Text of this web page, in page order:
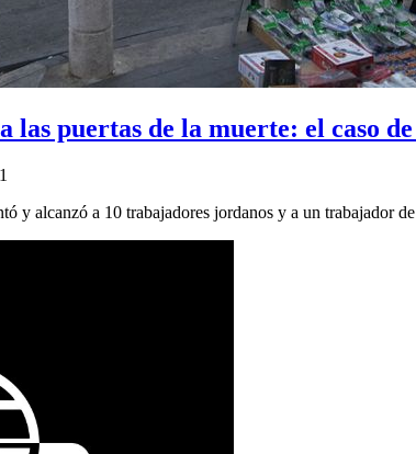
las puertas de la muerte: el caso
y alcanzó a 10 trabajadores jordanos y a un trabajador